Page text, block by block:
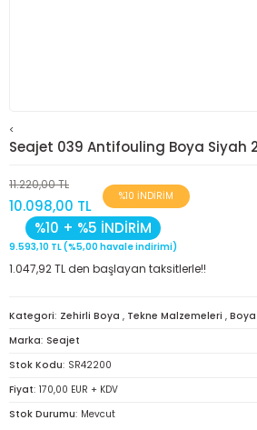
<
Seajet 039 Antifouling Boya Siyah
11.220,00 TL
10.098,00 TL
%10 İNDİRİM
%10 + %5 İNDİRİM
9.593,10 TL (%5,00 havale indirimi)
1.047,92 TL den başlayan taksitlerle!!
Kategori Zehirli Boya , Tekne Malzemeleri , Boya
Marka Seajet
Stok Kodu SR42200
Fiyat 170,00 EUR + KDV
Stok Durumu Mevcut